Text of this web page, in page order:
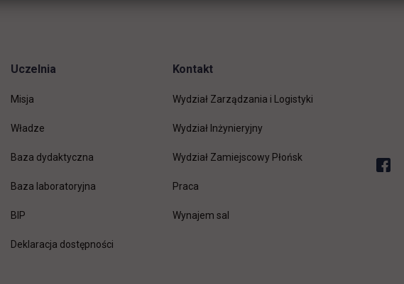
Uczelnia
Misja
Władze
Baza dydaktyczna
Baza laboratoryjna
BIP
Deklaracja dostępności
Kontakt
Wydział Zarządzania i Logistyki
Wydział Inżynieryjny
Wydział Zamiejscowy Płońsk
Pracalink otwiera się w nowej karcie
Wynajem sal